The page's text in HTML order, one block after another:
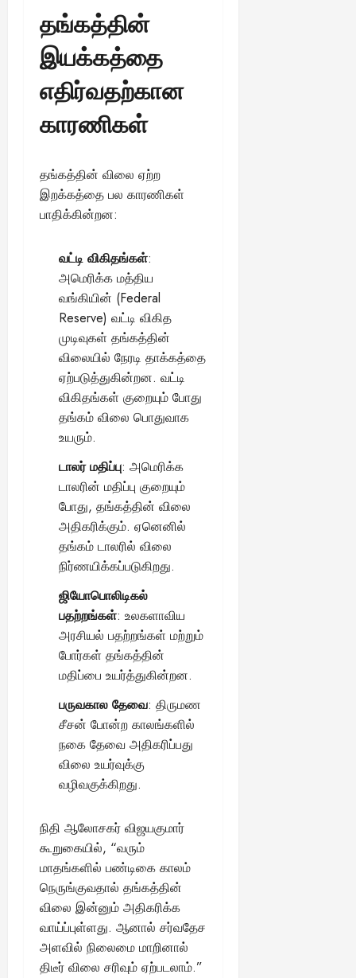
தங்கத்தின்
இயக்கத்தை
எதிர்வதற்கான
காரணிகள்
தங்கத்தின் விலை ஏற்ற
இறக்கத்தை பல காரணிகள்
பாதிக்கின்றன:
வட்டி விகிதங்கள்:
அமெரிக்க மத்திய
வங்கியின் (Federal
Reserve) வட்டி விகித
முடிவுகள் தங்கத்தின்
விலையில் நேரடி தாக்கத்தை
ஏற்படுத்துகின்றன. வட்டி
விகிதங்கள் குறையும் போது
தங்கம் விலை பொதுவாக
உயரும்.
டாலர் மதிப்பு: அமெரிக்க
டாலரின் மதிப்பு குறையும்
போது, தங்கத்தின் விலை
அதிகரிக்கும். ஏனெனில்
தங்கம் டாலரில் விலை
நிர்ணயிக்கப்படுகிறது.
ஜியோபொலிடிகல்
பதற்றங்கள்: உலகளாவிய
அரசியல் பதற்றங்கள் மற்றும்
போர்கள் தங்கத்தின்
மதிப்பை உயர்த்துகின்றன.
பருவகால தேவை: திருமண
சீசன் போன்ற காலங்களில்
நகை தேவை அதிகரிப்பது
விலை உயர்வுக்கு
வழிவகுக்கிறது.
நிதி ஆலோசகர் விஜயகுமார்
கூறுகையில், “வரும்
மாதங்களில் பண்டிகை காலம்
நெருங்குவதால் தங்கத்தின்
விலை இன்னும் அதிகரிக்க
வாய்ப்புள்ளது. ஆனால் சர்வதேச
அளவில் நிலைமை மாறினால்
திடீர் விலை சரிவும் ஏற்படலாம்.”